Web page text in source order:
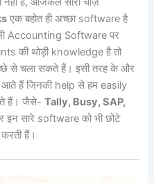
एक बहोत ही अच्छा software है
Accounting Software पर
की थोड़ी knowledge है तो
से चला सकते हैं। इसी तरह के और
हैं जिनकी help से हम easily
हैं। जैसे-Tally, Busy, SAP,
इन सारे software को भी छोटे
हैं।